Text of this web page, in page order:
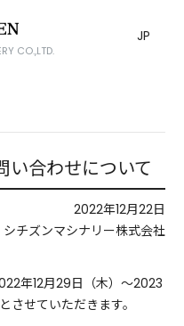
CO.,LTD.
JP
い合わせについて
2022年12月22日
シチズンマシナリー株式会社
年12月29日（木）～2023
させていただきます。